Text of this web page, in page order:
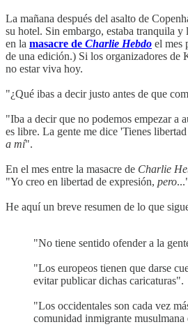
La mañana después del asalto de
su hotel. Sin embargo, estaba tranquila
en la masacre de Charlie Hebdo el mes
de una edición.) Si los organizadores de
no estar viva hoy.
"¿Qué ibas a decir justo antes de que
"Iba a decir que no podemos empezar a
es libre. La gente me dice 'Tienes
a mí".
En el mes entre la masacre de Charlie
"Yo creo en libertad de expresión, pero
He aquí un breve resumen de lo que
"No tiene sentido ofender a la
"Los europeos tienen que darse
evitar publicar dichas caricaturas".
"Los occidentales son cada vez
comunidad inmigrante